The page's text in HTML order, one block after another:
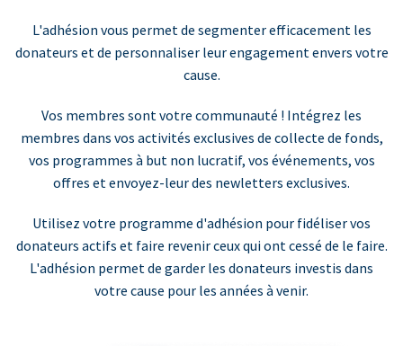
L'adhésion vous permet de segmenter efficacement les
donateurs et de personnaliser leur engagement envers votre
cause.
Vos membres sont votre communauté ! Intégrez les
membres dans vos activités exclusives de collecte de fonds,
vos programmes à but non lucratif, vos événements, vos
offres et envoyez-leur des newletters exclusives.
Utilisez votre programme d'adhésion pour fidéliser vos
donateurs actifs et faire revenir ceux qui ont cessé de le faire.
L'adhésion permet de garder les donateurs investis dans
votre cause pour les années à venir.